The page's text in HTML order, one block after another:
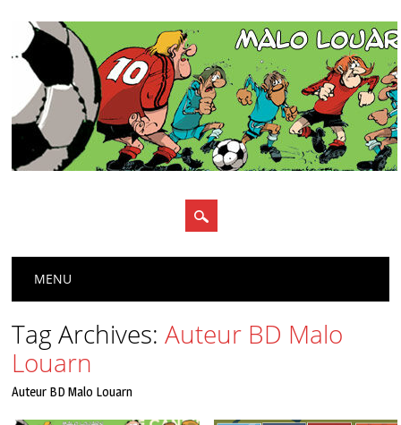
Main menu
MENU
Tag Archives:Auteur BD Malo
Louarn
Auteur BD Malo Louarn